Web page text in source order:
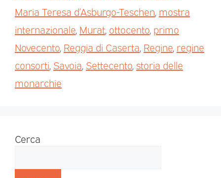
Maria Teresa d’Asburgo-Teschen mostra
internazionale Murat ottocento primo
Novecento Reggia di Caserta Regine regine
consorti Savoia Settecento storia delle
monarchie
Cerca